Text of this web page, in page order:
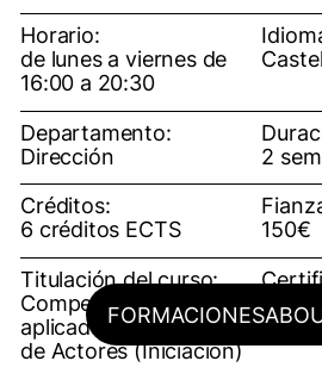
FORMACIONES
Horario:
de lunes a viernes de
16:00 a 20:30
Departamento:
Dirección
2
Créditos:
6 créditos ECTS
150€
Titulación del curso:
Competencias digitales
aplicadas a la Dirección
de Actores (Iniciación)
OFF